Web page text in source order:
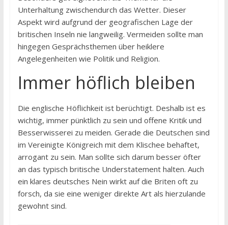
Unterhaltung zwischendurch das Wetter. Dieser
Aspekt wird aufgrund der geografischen Lage der
britischen Inseln nie langweilig. Vermeiden sollte man
hingegen Gesprächsthemen über heiklere
Angelegenheiten wie Politik und Religion.
Immer höflich bleiben
Die englische Höflichkeit ist berüchtigt. Deshalb ist es
wichtig, immer pünktlich zu sein und offene Kritik und
Besserwisserei zu meiden. Gerade die Deutschen sind
im Vereinigte Königreich mit dem Klischee behaftet,
arrogant zu sein. Man sollte sich darum besser öfter
an das typisch britische Understatement halten. Auch
ein klares deutsches Nein wirkt auf die Briten oft zu
forsch, da sie eine weniger direkte Art als hierzulande
gewohnt sind.